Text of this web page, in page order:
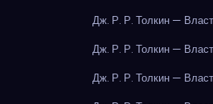
Дж. Р. Р. Толкин —
Дж. Р. Р. Толкин —
Дж. Р. Р. Толкин —